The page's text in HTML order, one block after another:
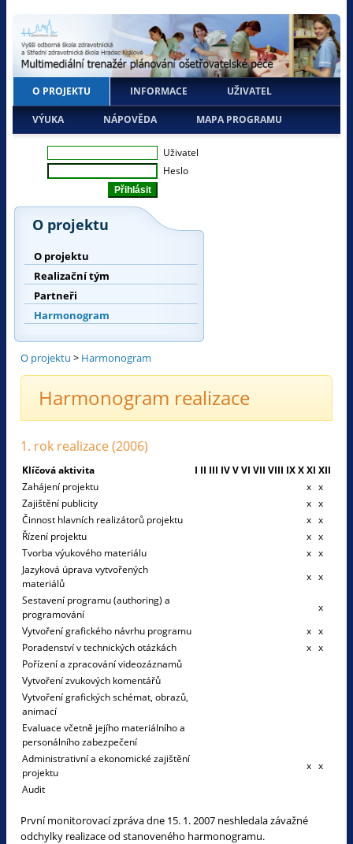
O PROJEKTU INFORMACE UŽIVATEL
VÝUKA NÁPOVĚDA MAPA PROGRAMU
Uživatel
Heslo
O projektu
O projektu
Realizační tým
Partneři
Harmonogram
O projektu > Harmonogram
Harmonogram realizace
1. rok realizace (2006)
Klíčová aktivita I II III IVVVI VII VIII IXXXI XII
Zahájení projektu
x x
Zajištění publicity
x x
Činnost hlavních realizátorů projektu
x x
Řízení projektu
x x
Tvorba výukového materiálu
x x
Jazyková úprava vytvořených
materiálů
x x
Sestavení programu (authoring) a
programování
x
Vytvoření grafického návrhu programu
x x
Poradenství v technických otázkách
x x
Pořízení a zpracování videozáznamů
Vytvoření zvukových komentářů
Vytvoření grafických schémat, obrazů,
animací
Evaluace včetně jejího materiálního a
personálního zabezpečení
Administrativní a ekonomické zajištění
projektu
x x
Audit
První monitorovací zpráva dne 15. 1. 2007 neshledala závažné
odchylky realizace od stanoveného harmonogramu.